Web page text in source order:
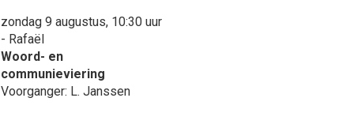
zondag 9 augustus, 10:30 uur
- Rafaël
Woord- en
communieviering
Voorganger: L. Janssen